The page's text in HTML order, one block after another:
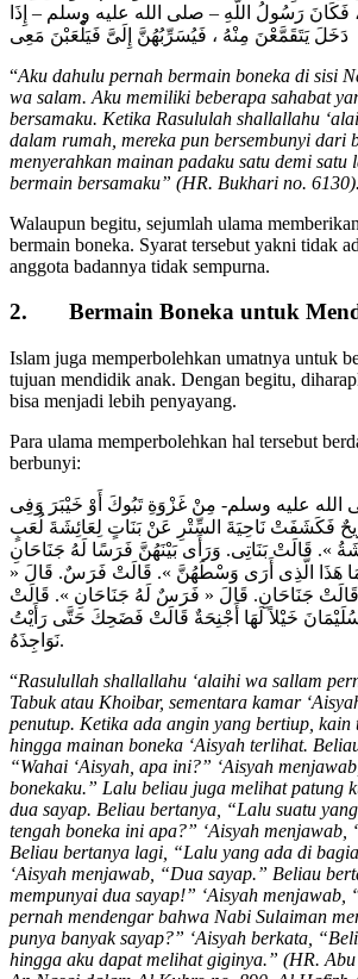
رَسُولُ اللَّهِ – صلى الله عليه وسلم – إِذَا
دَخَلَ يَتَقَمَّعْنَ مِنْهُ ، فَيُسَرِّبُهُنَّ إِلَىَّ فَيَلْعَبْنَ مَعِى
“Aku dahulu pernah bermain boneka di sisi
wa salam. Aku memiliki beberapa sahabat
bersamaku. Ketika Rasululah shallallahu
dalam rumah, mereka pun bersembunyi dari
menyerahkan mainan padaku satu demi satu
bermain bersamaku” (HR. Bukhari no. 6130).
Walaupun begitu, sejumlah ulama
bermain boneka. Syarat tersebut yakni tidak
anggota badannya tidak sempurna.
2. Bermain Boneka untuk
Islam juga memperbolehkan umatnya untuk
tujuan mendidik anak. Dengan begitu,
bisa menjadi lebih penyayang.
Para ulama memperbolehkan hal tersebut
berbunyi:
عليه وسلم- مِنْ غَزْوَةِ تَبُوكَ أَوْ خَيْبَرَ وَفِى
فَكَشَفَتْ نَاحِيَةَ السِّتْرِ عَنْ بَنَاتٍ لِعَائِشَةَ لُعَبٍ
». قَالَتْ بَنَاتِى. وَرَأَى بَيْنَهُنَّ فَرَسًا لَهُ جَنَاحَانِ
هَذَا الَّذِى أَرَى وَسْطَهُنَّ ». قَالَتْ فَرَسٌ. قَالَ «
قَالَتْ جَنَاحَانِ. قَالَ « فَرَسٌ لَهُ جَنَاحَانِ ». قَالَتْ
خَيْلاً لَهَا أَجْنِحَةٌ قَالَتْ فَضَحِكَ حَتَّى رَأَيْتُ
نَوَاجِذَهُ.
“Rasulullah shallallahu ‘alaihi wa sallam
Tabuk atau Khoibar, sementara kamar
penutup. Ketika ada angin yang bertiup, kain
hingga mainan boneka ‘Aisyah terlihat.
“Wahai ‘Aisyah, apa ini?” ‘Aisyah
bonekaku.” Lalu beliau juga melihat patung
dua sayap. Beliau bertanya, “Lalu suatu
tengah boneka ini apa?” ‘Aisyah menjawab,
Beliau bertanya lagi, “Lalu yang ada di
‘Aisyah menjawab, “Dua sayap.” Beliau
mempunyai dua sayap!” ‘Aisyah menjawab,
pernah mendengar bahwa Nabi Sulaiman
punya banyak sayap?” ‘Aisyah berkata,
hingga aku dapat melihat giginya.” (HR.